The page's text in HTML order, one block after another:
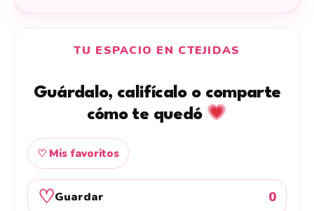
TU ESPACIO EN CTEJIDAS
Guárdalo, califícalo o comparte
cómo te quedó
♡ Mis favoritos
♡Guardar 0